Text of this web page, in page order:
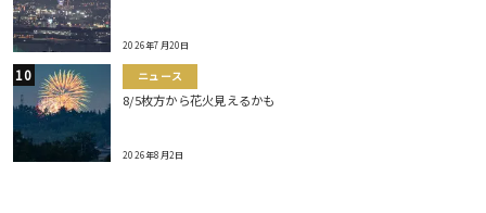
2026年7月20日
ニュース
8/5枚方から花火見えるかも
2026年8月2日